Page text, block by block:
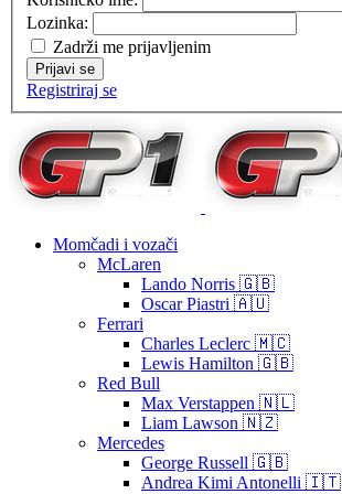
Lozinka:
Zadrži me prijavljenim
Prijavi se
Registriraj se
Momčadi i vozači
McLaren
Lando Norris 🇬🇧
Oscar Piastri 🇦🇺
Ferrari
Charles Leclerc 🇲🇨
Lewis Hamilton 🇬🇧
Red Bull
Max Verstappen 🇳🇱
Liam Lawson 🇳🇿
Mercedes
George Russell 🇬🇧
Andrea Kimi Antonelli 🇮🇹